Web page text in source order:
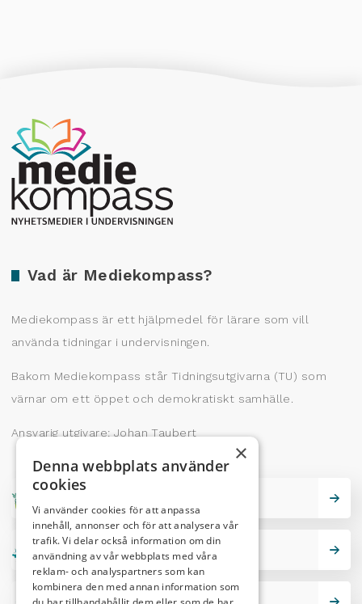
Vad är Mediekompass?
Mediekompass är ett hjälpmedel för lärare som vill
använda tidningar i undervisningen.
Bakom Mediekompass står Tidningsutgivarna (TU) som
värnar om ett öppet och demokratiskt samhälle.
Ansvarig utgivare: Johan Taubert
Lektionstips
Producerad av Gota Media Brand Studio
×
Denna webbplats använder
cookies
Vi använder cookies för att anpassa
innehåll, annonser och för att analysera vår
trafik. Vi delar också information om din
användning av vår webbplats med våra
reklam- och analyspartners som kan
kombinera den med annan information som